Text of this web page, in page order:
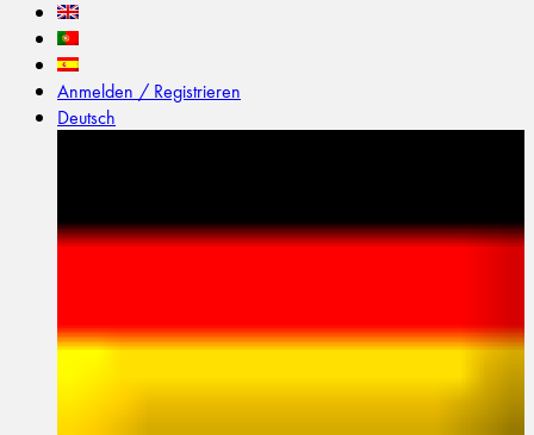
Anmelden / Registrieren
Deutsch